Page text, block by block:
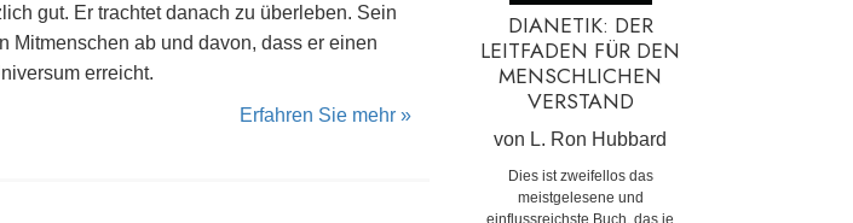
gut. Er trachtet danach zu überleben. Sein
Mitmenschen ab und davon, dass er einen
erreicht.
Erfahren Sie mehr »
DIANETIK: DER
LEITFADEN FÜR DEN
MENSCHLICHEN
VERSTAND
von L. Ron Hubbard
Dies ist zweifellos das
meistgelesene und